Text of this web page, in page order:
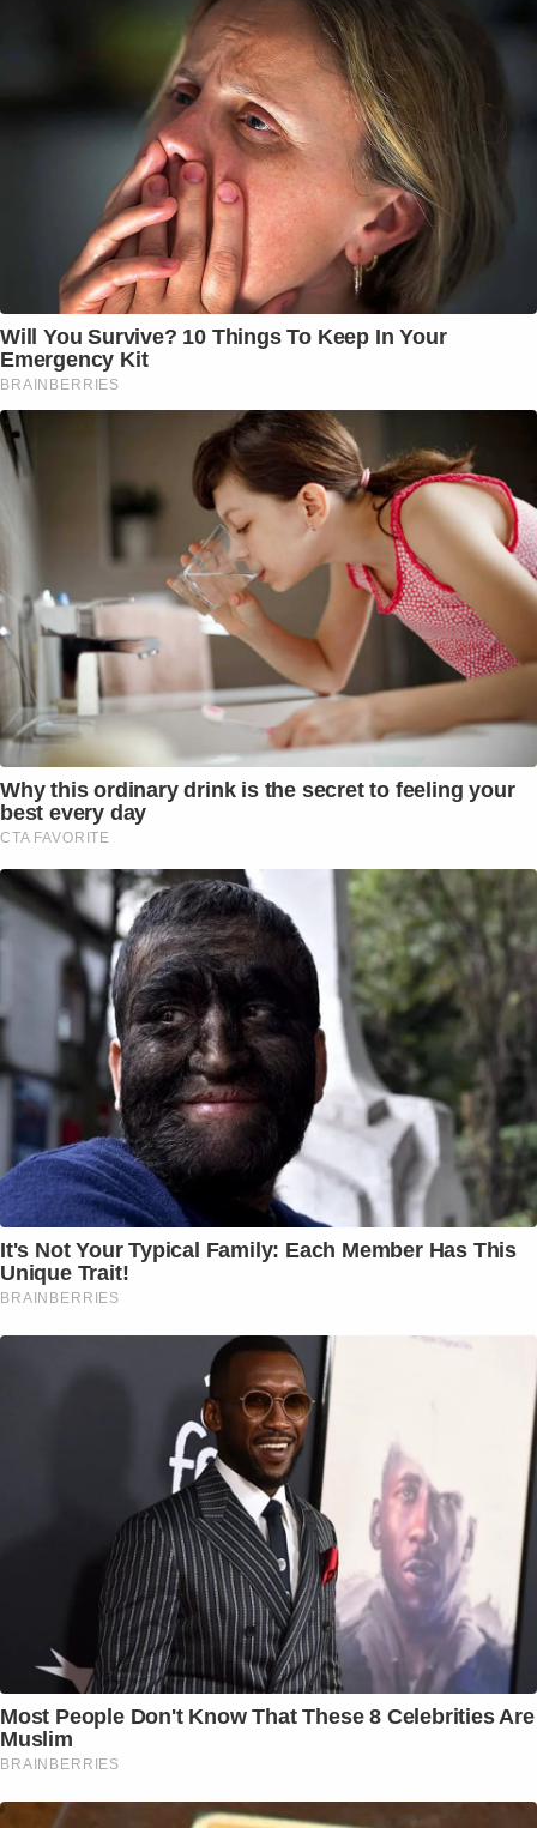
Will You Survive? 10 Things To Keep In Your
Emergency Kit
BRAINBERRIES
Why this ordinary drink is the secret to feeling your
best every day
CTA FAVORITE
It's Not Your Typical Family: Each Member Has This
Unique Trait!
BRAINBERRIES
Most People Don't Know That These 8 Celebrities Are
Muslim
BRAINBERRIES